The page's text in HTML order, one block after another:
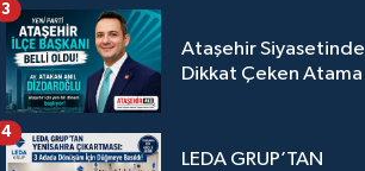
Ataşehir Siyasetinde
Dikkat Çeken Atama
3
LEDA GRUP’TAN
4